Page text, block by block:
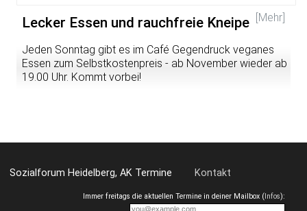
diesem Jahr ist Janka Kluge (VVN/BdA Baden-
Württemberg); weitere Reden und Grußworte werden
von VertreterInnen der Gewerkschaften und
antifaschistischer Gruppen gehalten. Dazu gibt es ein
musikalisches Rahmenprogramm.
Friedens und der Freiheit ist unser Ziel. Das sind wir
schuldig.“ (aus dem Schwur von Buchenwald)
[Mehr]
Lecker Essen und rauchfreie Kneipe
Jeden Sonntag gibt es im Café Gegendruck veganes
Essen zum Selbstkostenpreis - ab November wieder ab
19.00 Uhr. Kommt vorbei!
Sozialforum Heidelberg, AK Termine Kontakt
Immer freitags die aktuellen Termine in deiner Mailbox (Infos):